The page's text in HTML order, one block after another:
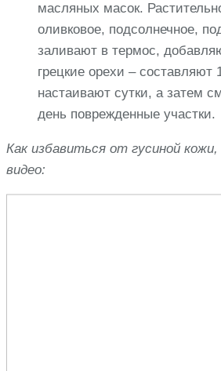
масляных масок.
оливковое, подсолнечное,
заливают в термос,
грецкие орехи – составляют
настаивают сутки, а затем
день поврежденные участки.
Как избавиться от гусиной
видео: